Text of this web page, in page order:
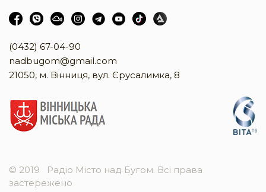
(0432) 67-04-90
nadbugom@gmail.com
21050, м. Вінниця, вул. Єрусалимка, 8
© 2019
Радіо Місто над Бугом. Всі права
застережено